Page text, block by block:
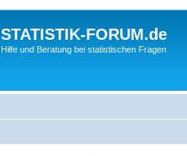
STATISTIK-FORUM.de
Hilfe und Beratung bei statistischen Fragen